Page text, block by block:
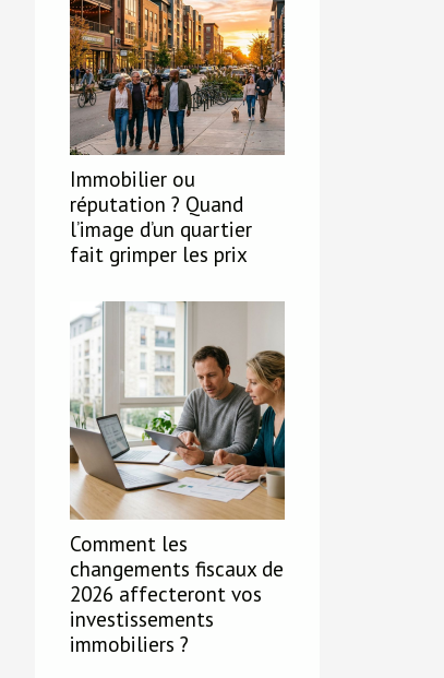
Immobilier ou
réputation ? Quand
l’image d’un quartier
fait grimper les prix
Comment les
changements fiscaux de
2026 affecteront vos
investissements
immobiliers ?